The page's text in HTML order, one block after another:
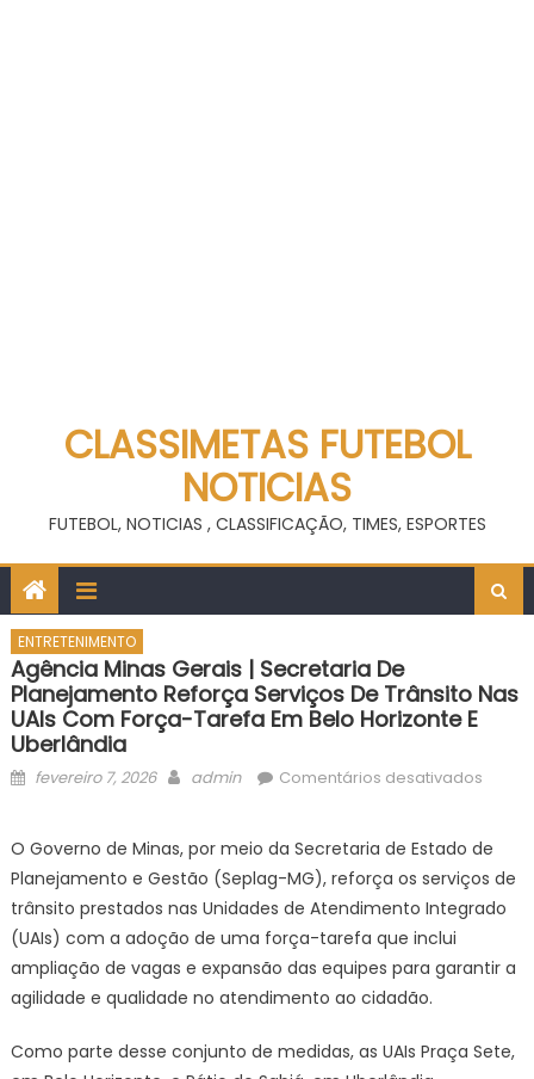
CLASSIMETAS FUTEBOL
NOTICIAS
FUTEBOL, NOTICIAS , CLASSIFICAÇÃO, TIMES, ESPORTES
ENTRETENIMENTO
Agência Minas Gerais | Secretaria De
Planejamento Reforça Serviços De Trânsito Nas
UAIs Com Força-Tarefa Em Belo Horizonte E
Uberlândia
Posted
fevereiro 7, 2026 Author
admin Comentários desativadosem
Gerais
|
de
O Governo de Minas, por meio da Secretaria de Estado de
Planejamento e Gestão (Seplag-MG), reforça os serviços de
trânsito prestados nas Unidades de Atendimento Integrado
(UAIs) com a adoção de uma força-tarefa que inclui
ampliação de vagas e expansão das equipes para garantir a
agilidade e qualidade no atendimento ao cidadão.
Como parte desse conjunto de medidas, as UAIs Praça Sete,